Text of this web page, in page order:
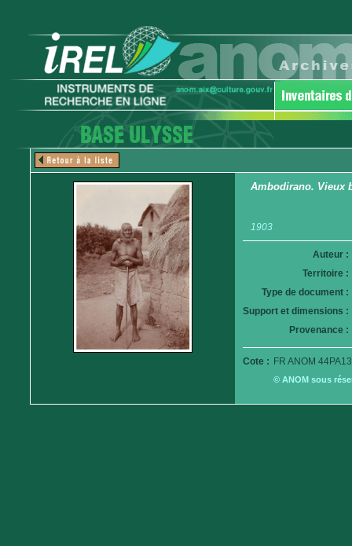
Ambodirano. Vieux
1903
Auteur :
Territoire :
Type de document :
Support et dimensions :
Provenance :
Cote : FR ANOM
© ANOM sous